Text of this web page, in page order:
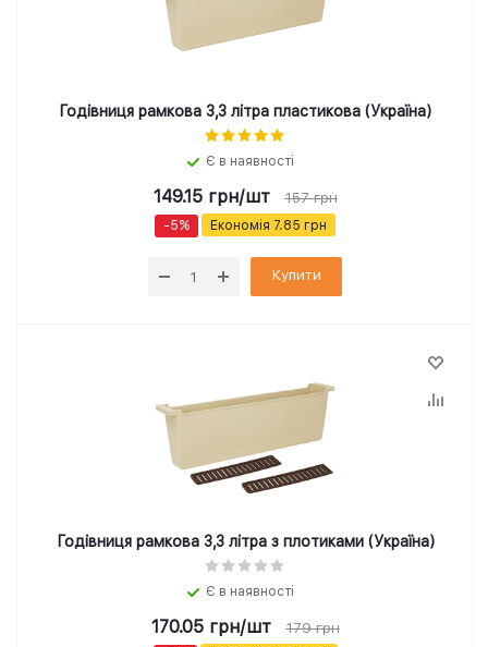
Годівниця рамкова 3,3 літра пластикова (Україна)
Є в наявності
149.15грн/шт 157грн
-5% Економія 7.85 грн
Купити
Годівниця рамкова 3,3 літра з плотиками (Україна)
Є в наявності
170.05грн/шт 179грн